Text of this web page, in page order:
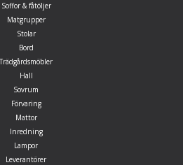
Soffor & fåtöljer
Matgrupper
Stolar
Bord
Trädgårdsmöbler
Hall
Sovrum
Förvaring
Mattor
Inredning
Lampor
Leverantörer